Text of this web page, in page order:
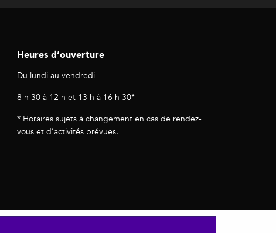
Heures d’ouverture
Du lundi au vendredi
8 h 30 à 12 h et 13 h à 16 h 30*
* Horaires sujets à changement en cas de rendez-
vous et d’activités prévues.